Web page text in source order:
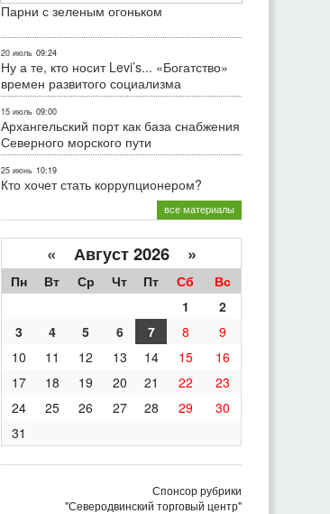
Парни с зеленым огоньком
20 июль 09:24
Ну а те, кто носит Levi’s... «Богатство»
времен развитого социализма
15 июль 09:00
Архангельский порт как база снабжения
Северного морского пути
25 июнь 10:19
Кто хочет стать коррупционером?
все материалы
« Август 2026 »
Пн Вт Ср Чт Пт Сб
Вс
1
2
3
4 5 6 7 8
9
10
11 12 13 14 15
16
17
18 19 20 21 22
23
24
25 26 27 28 29
30
31
Спонсор рубрики
"Северодвинский торговый центр"